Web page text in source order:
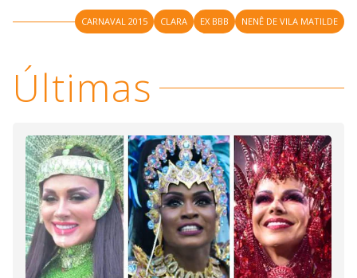
CARNAVAL 2015 CLARA EX BBB NENÊ DE VILA MATILDE
Últimas